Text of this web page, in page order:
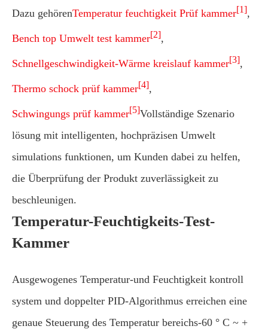
Dazu gehörenTemperatur feuchtigkeit Prüf kammer[1],
Bench top Umwelt test kammer[2],
Schnellgeschwindigkeit-Wärme kreislauf kammer[3],
Thermo schock prüf kammer[4],
Schwingungs prüf kammer[5]Vollständige Szenario
lösung mit intelligenten, hochpräzisen Umwelt
simulations funktionen, um Kunden dabei zu helfen,
die Überprüfung der Produkt zuverlässigkeit zu
beschleunigen.
Temperatur-Feuchtigkeits-Test-
Kammer
Ausgewogenes Temperatur-und Feuchtigkeit kontroll
system und doppelter PID-Algorithmus erreichen eine
genaue Steuerung des Temperatur bereichs-60 ° C ~ +